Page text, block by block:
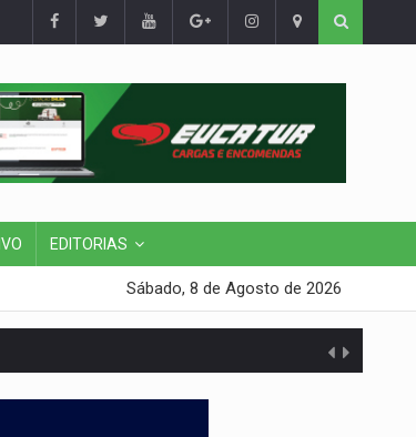
EDITORIAS
Sábado, 8 de Agosto de 2026